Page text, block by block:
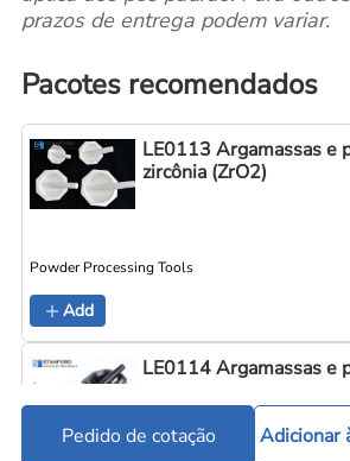
prazos de entrega podem variar.
Pacotes recomendados
LE0113 Argamassas e
zircônia (ZrO2)
Powder Processing Tools
Add
LE0114 Argamassas e
Pedido de cotação Adicionar